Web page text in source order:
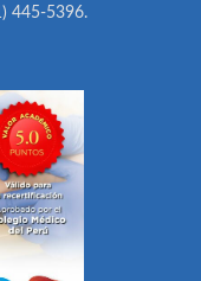
445-5396.